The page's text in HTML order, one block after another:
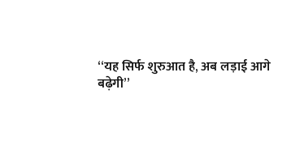
“यह सिर्फ शुरुआत है, अब लड़ाई आगे
बढ़ेगी”